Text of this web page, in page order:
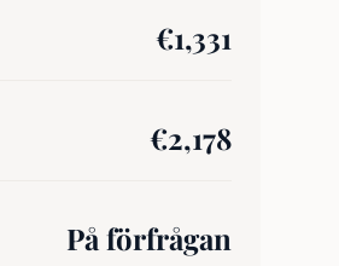
€1,331
€2,178
På förfrågan